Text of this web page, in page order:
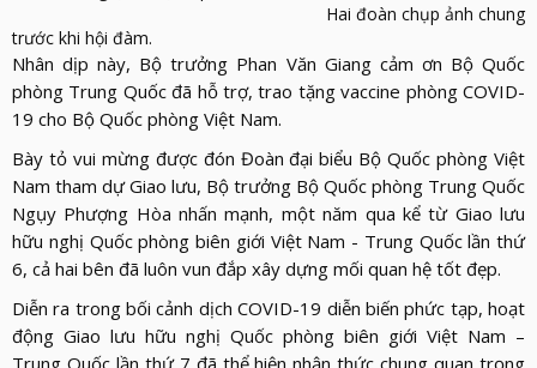
Hai đoàn chụp ảnh chung
trước khi hội đàm.
Nhân dịp này, Bộ trưởng Phan Văn Giang cảm ơn Bộ Quốc
phòng Trung Quốc đã hỗ trợ, trao tặng vaccine phòng COVID-
19 cho Bộ Quốc phòng Việt Nam.
Bày tỏ vui mừng được đón Đoàn đại biểu Bộ Quốc phòng Việt
Nam tham dự Giao lưu, Bộ trưởng Bộ Quốc phòng Trung Quốc
Ngụy Phượng Hòa nhấn mạnh, một năm qua kể từ Giao lưu
hữu nghị Quốc phòng biên giới Việt Nam - Trung Quốc lần thứ
6, cả hai bên đã luôn vun đắp xây dựng mối quan hệ tốt đẹp.
Diễn ra trong bối cảnh dịch COVID-19 diễn biến phức tạp, hoạt
động Giao lưu hữu nghị Quốc phòng biên giới Việt Nam –
Trung Quốc lần thứ 7 đã thể hiện nhận thức chung quan trọng